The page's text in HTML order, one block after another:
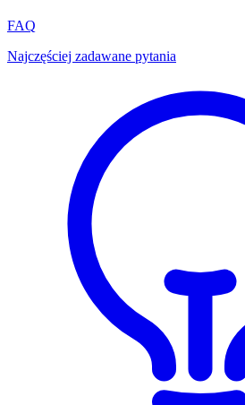
FAQ
Najczęściej zadawane pytania